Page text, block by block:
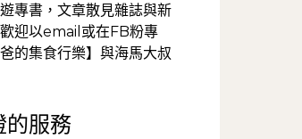
專書，文章散見雜誌與新
迎以email或在FB粉專
爸的集食行樂】與海馬大叔
的服務